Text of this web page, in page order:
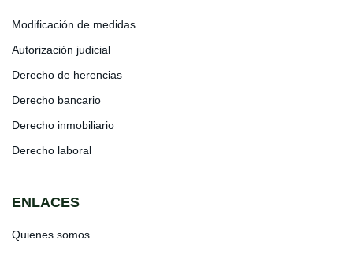
Modificación de medidas
Autorización judicial
Derecho de herencias
Derecho bancario
Derecho inmobiliario
Derecho laboral
ENLACES
Quienes somos